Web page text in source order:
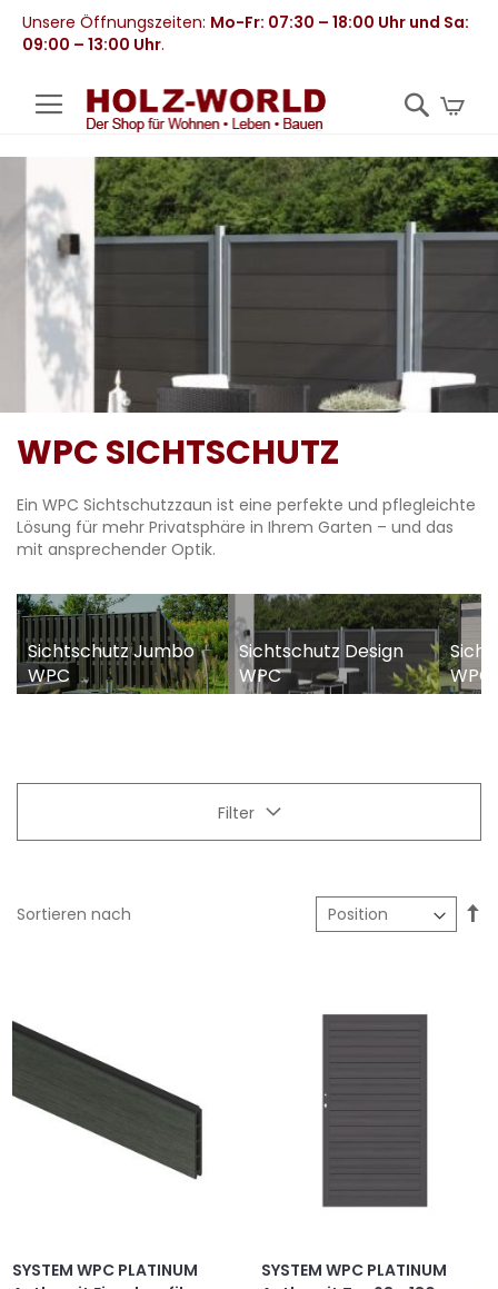
Unsere Öffnungszeiten: Mo-Fr: 07:30 – 18:00 Uhr und Sa:
09:00 – 13:00 Uhr.
WPC SICHTSCHUTZ
Ein WPC Sichtschutzzaun ist eine perfekte und pflegleichte
Lösung für mehr Privatsphäre in Ihrem Garten – und das
mit ansprechender Optik.
Sichtschutz Jumbo
WPC
Sichtschutz Design
WPC
Filter
Sortieren nach
SYSTEM WPC PLATINUM
SYSTEM WPC PLATINUM